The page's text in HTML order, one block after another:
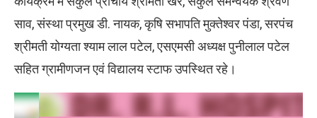
साव, संस्था प्रमुख डी. नायक, कृषि सभापति मुक्तेश्वर पंडा, सरपंच
श्रीमती योग्यता श्याम लाल पटेल, एसएमसी अध्यक्ष पुनीलाल पटेल
सहित ग्रामीणजन एवं विद्यालय स्टाफ उपस्थित रहे।